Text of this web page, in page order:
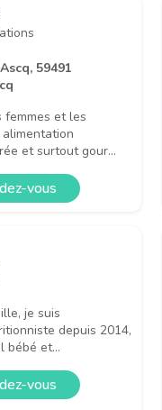
59491
femmes et les
et surtout gour...
vous
je suis
depuis 2014,
bébé et...
vous